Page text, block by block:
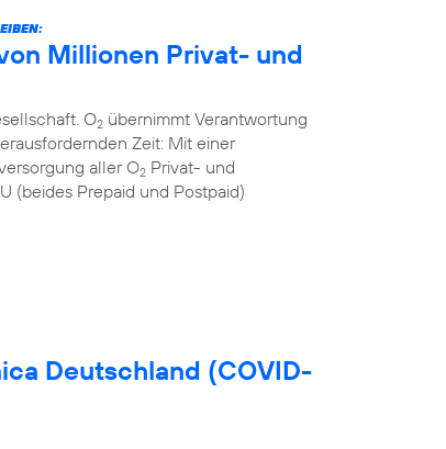
Millionen Privat- und
O2 übernimmt Verantwortung
Zeit: Mit einer
aller O2 Privat- und
(beides Prepaid und Postpaid)
Deutschland (COVID-